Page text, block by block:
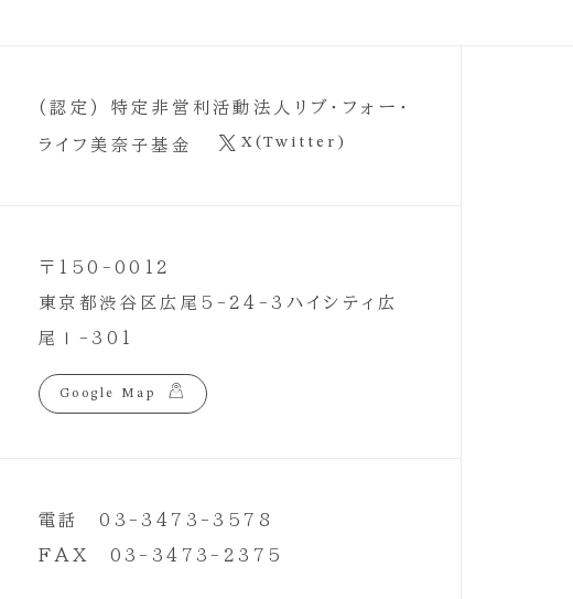
(認定) 特定非営利活動法人リブ・フォー・
ライフ美奈子基金 X(Twitter)
〒150-0012
東京都渋谷区広尾5-24-3ハイシティ広
尾Ⅰ-301
Google Map
電話 03-3473-3578
FAX 03-3473-2375